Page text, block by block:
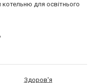
котельню для освітнього
Здоров'я